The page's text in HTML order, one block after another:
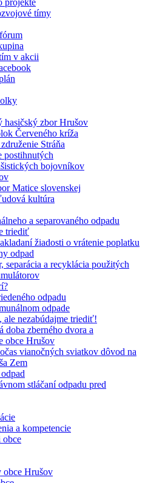
projekte
tímy
v akcii
zbor Hrušov
Červeného kríža
Stráňa
postihnutých
bojovníkov
Matice slovenskej
kultúra
a separovaného odpadu
triediť
žiadosti o vrátenie poplatku
odpad
separácia a recyklácia použitých
odpadu
odpade
ale nezabúdajme triediť!
doba zberného dvora a
obce Hrušov
vianočných sviatkov dôvod na
Zem
stláčaní odpadu pred
a kompetencie
obce
obce Hrušov